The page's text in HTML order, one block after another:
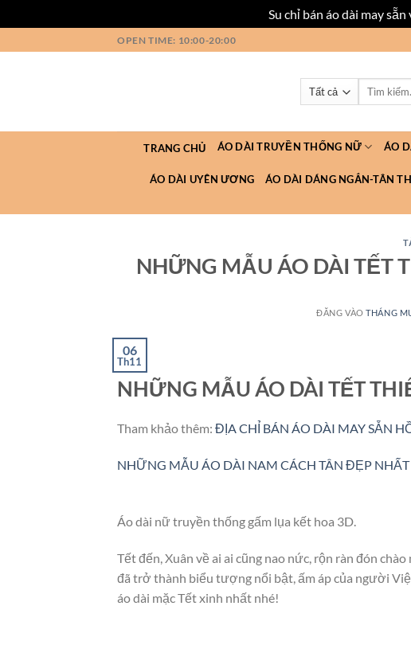
Su chỉ bán áo dài may
qua
OPEN TIME: 10:00-20:00
Tìm
TRANG CHỦ ÁO DÀI TRUYỀN THỐNG NỮ ÁO
ÁO DÀI UYÊN ƯƠNG ÁO DÀI DÁNG NGẮN-TÂN
NHỮNG MẪU ÁO DÀI TẾT
ĐĂNG VÀOTHÁNG
06
Th11
NHỮNG MẪU ÁO DÀI TẾT
Tham khảo thêm: ĐỊA CHỈ BÁN ÁO DÀI MAY SẴN
NHỮNG MẪU ÁO DÀI NAM CÁCH TÂN ĐẸP NHẤT
Áo dài nữ truyền thống gấm lụa kết hoa 3D.
Tết đến, Xuân về ai ai cũng nao nức, rộn ràn đón
đã trở thành biểu tượng nổi bật, ấm áp của người
áo dài mặc Tết xinh nhất nhé!